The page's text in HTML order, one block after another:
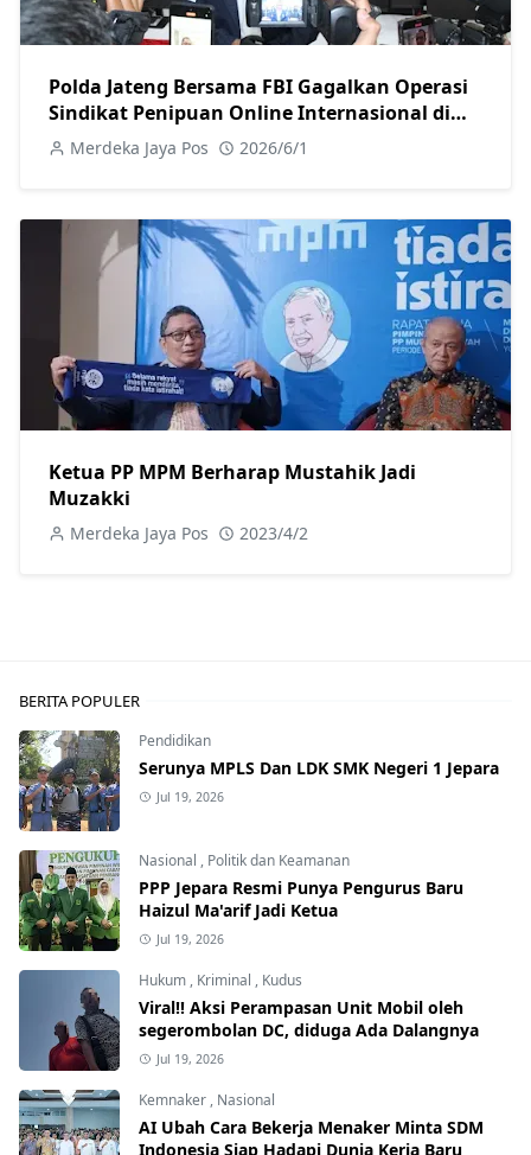
Polda Jateng Bersama FBI Gagalkan Operasi
Sindikat Penipuan Online Internasional di
Solo Raya
Merdeka Jaya Pos 2026/6/1
Ketua PP MPM Berharap Mustahik Jadi
Muzakki
Merdeka Jaya Pos 2023/4/2
BERITA POPULER
Pendidikan
Serunya MPLS Dan LDK SMK Negeri 1 Jepara
Jul 19, 2026
Nasional , Politik dan Keamanan
PPP Jepara Resmi Punya Pengurus Baru
Haizul Ma'arif Jadi Ketua
Jul 19, 2026
Hukum , Kriminal , Kudus
Viral!! Aksi Perampasan Unit Mobil oleh
segerombolan DC, diduga Ada Dalangnya
Jul 19, 2026
Kemnaker , Nasional
AI Ubah Cara Bekerja Menaker Minta SDM
Indonesia Siap Hadapi Dunia Kerja Baru